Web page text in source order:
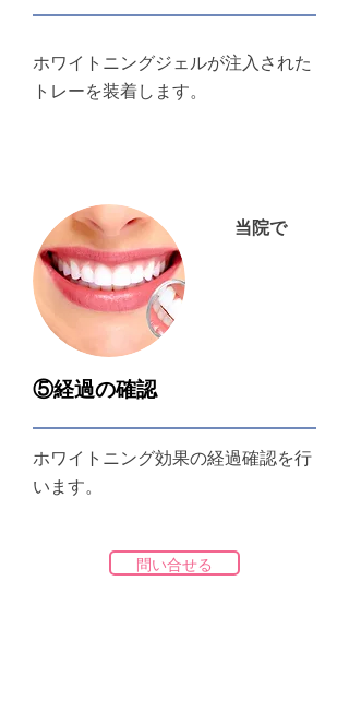
ホワイトニングジェルが注入された
トレーを装着します。
当院で
⑤経過の確認
ホワイトニング効果の経過確認を行
います。
問い合せる